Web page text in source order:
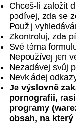
Chceš-li založit
podívej, zda se
Použij
Zkontroluj, zda
Své téma
Nepoužívej jen
Nezadávej svůj
Nevkládej
Je výslovně
pornografii,
programy
obsah, na